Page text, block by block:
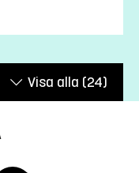
Visa alla (24)